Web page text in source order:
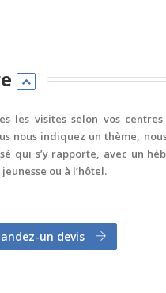
les visites selon vos
nous indiquez un thème,
qui s’y rapporte, avec un
ou à l’hôtel.
un devis